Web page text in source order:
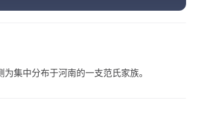
为集中分布于河南的一支范氏家族。